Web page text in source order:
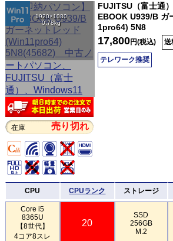
1920×1080
0.78kg
在庫 売り切れ
FUJITSU（富士通
EBOOK U939/B ガ
1pro64) 5N8
17,800円(税込) 送
テレワーク推奨
CPU CPUランク ストレージ
Core i5
8365U
【8世代】
4コア8スレ
20
SSD
256GB
M.2